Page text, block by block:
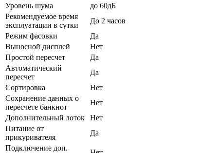
Уровень шума
до 60дБ
Рекомендуемое время
эксплуатации в сутки
До 2 часов
Режим фасовки
Да
Выносной дисплей
Нет
Простой пересчет
Да
Автоматический
пересчет
Да
Сортировка
Нет
Сохранение данных о
пересчете банкнот
Нет
Дополнительный лоток
Нет
Питание от
прикуривателя
Да
Подключение доп.